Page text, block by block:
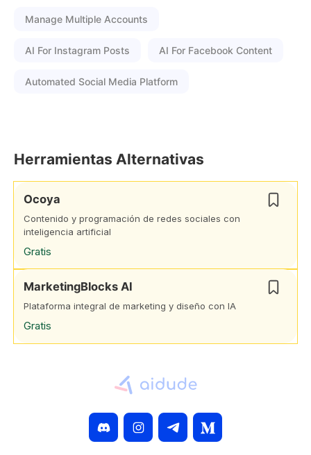
Manage Multiple Accounts
AI For Instagram Posts AI For Facebook Content
Automated Social Media Platform
Herramientas Alternativas
Ocoya
Contenido y programación de redes sociales con
inteligencia artificial
Gratis
MarketingBlocks AI
Plataforma integral de marketing y diseño con IA
Gratis